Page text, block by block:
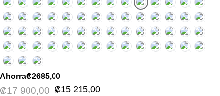
Ahorra₡2685,00
₡17 900,00 ₡15 215,00